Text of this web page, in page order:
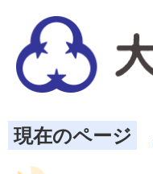
現在のページ